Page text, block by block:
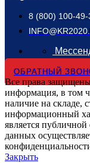
8 (800) 100-49-
ОБРАТНЫЙ
Все права
информация, в том
наличие на складе,
информационный
является
данных
Закрыть